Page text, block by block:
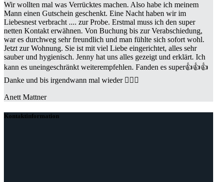
Wir wollten mal was Verrücktes machen. Also habe ich meinem
Mann einen Gutschein geschenkt. Eine Nacht haben wir im
Liebesnest verbracht .... zur Probe. Erstmal muss ich den super
netten Kontakt erwähnen. Von Buchung bis zur Verabschiedung,
war es durchweg sehr freundlich und man fühlte sich sofort wohl.
Jetzt zur Wohnung. Sie ist mit viel Liebe eingerichtet, alles sehr
sauber und hygienisch. Jenny hat uns alles gezeigt und erklärt. Ich
kann es uneingeschränkt weiterempfehlen. Fanden es super👍👍👍
Danke und bis irgendwann mal wieder 🙋🏻‍♀️
Anett Mattner
Kontaktinformation